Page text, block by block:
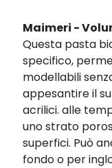
Maimeri -
Questa pasta
specifico,
modellabili
appesantire il
acrilici. alle
uno strato
superfici. Può
fondo o per